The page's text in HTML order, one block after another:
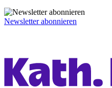
Newsletter abonnieren